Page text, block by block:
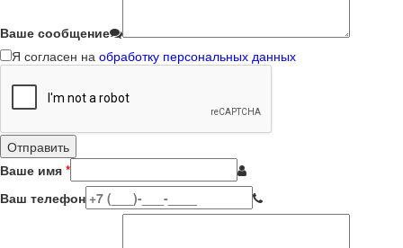
Ваше сообщение
Я согласен на обработку персональных данных
Ваше имя *
Ваш телефон